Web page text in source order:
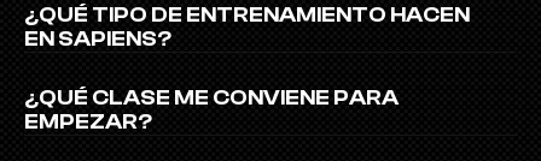
¿QUÉ TIPO DE ENTRENAMIENTO HACEN
EN SAPIENS?
¿QUÉ CLASE ME CONVIENE PARA
EMPEZAR?